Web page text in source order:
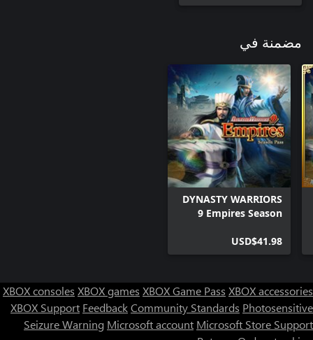
مضمنة في
DYNASTY WARRIORS
9 Empires Season
USD$41.98
XBOX consoles XBOX games XBOX Game Pass XBOX accessories
XBOX Support FeedbackCommunity Standards Photosensitive
Seizure Warning Microsoft account Microsoft Store Support